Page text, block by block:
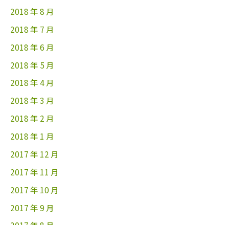
2018 年 8 月
2018 年 7 月
2018 年 6 月
2018 年 5 月
2018 年 4 月
2018 年 3 月
2018 年 2 月
2018 年 1 月
2017 年 12 月
2017 年 11 月
2017 年 10 月
2017 年 9 月